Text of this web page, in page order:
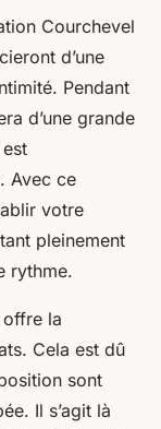
Courchevel
d’une
Pendant
d’une grande
Avec ce
votre
pleinement
rythme.
la
Cela est dû
sont
Il s’agit là